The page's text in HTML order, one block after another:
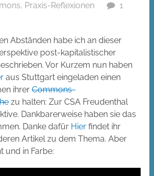
, Praxis-Reflexionen
1
Abständen habe ich an dieser
post-kapitalistischer
Vor Kurzem nun haben
aus Stuttgart eingeladen einen
ihrerCommons-
zu halten: Zur CSA Freudenthal
Dankbarerweise haben sie das
Danke dafür Hierfindet ihr
Artikel zu dem Thema. Aber
und in Farbe: